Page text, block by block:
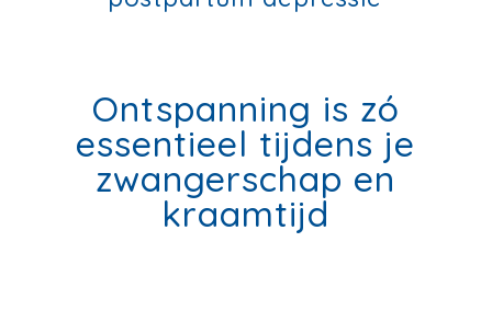
Ontspanning is zó
essentieel tijdens je
zwangerschap en
kraamtijd